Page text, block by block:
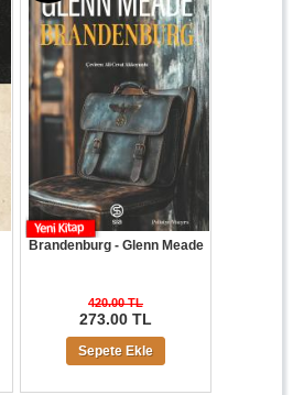
Brandenburg - Glenn Meade
420.00 TL
273.00 TL
Sepete Ekle